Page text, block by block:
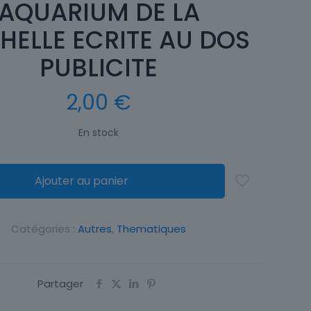
DE LA
ECRITE AU DOS
PUBLICITE
2,00 €
En stock
Ajouter au panier
Catégories : Autres, Thematiques
Partager